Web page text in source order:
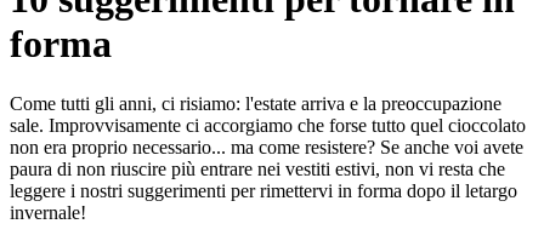
forma
Come tutti gli anni, ci risiamo: l'estate arriva e la preoccupazione
sale. Improvvisamente ci accorgiamo che forse tutto quel cioccolato
non era proprio necessario... ma come resistere? Se anche voi avete
paura di non riuscire più entrare nei vestiti estivi, non vi resta che
leggere i nostri suggerimenti per rimettervi in forma dopo il letargo
invernale!